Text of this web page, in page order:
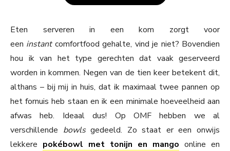
Eten serveren in een kom zorgt voor
een instantcomfortfood gehalte, vind je niet? Bovendien
hou ik van het type gerechten dat vaak geserveerd
worden in kommen. Negen van de tien keer betekent dit,
althans – bij mij in huis, dat ik maximaal twee pannen op
het fornuis heb staan en ik een minimale hoeveelheid aan
afwas heb. Ideaal dus! Op OMF hebben we al
verschillende bowlsgedeeld. Zo staat er een onwijs
lekkere pokébowl met tonijn en mango online en